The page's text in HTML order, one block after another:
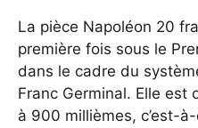
La pièce Napoléon 20
première fois sous le
dans le cadre du
Franc Germinal. Elle est
à 900 millièmes, c’est-